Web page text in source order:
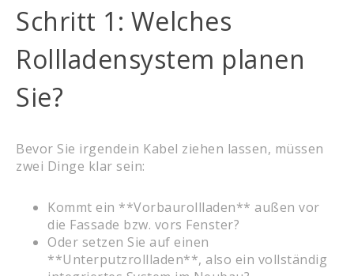
Schritt 1: Welches
Rollladensystem planen
Sie?
Bevor Sie irgendein Kabel ziehen lassen, müssen
zwei Dinge klar sein:
Kommt ein **Vorbaurollladen** außen vor
die Fassade bzw. vors Fenster?
Oder setzen Sie auf einen
**Unterputzrollladen**, also ein vollständig